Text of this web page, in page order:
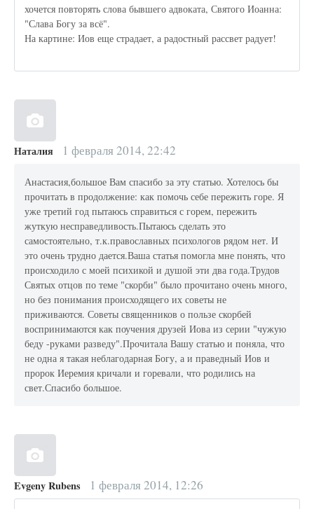
хочется повторять слова бывшего адвоката, Святого Иоанна:
"Слава Богу за всё".
На картине: Иов еще страдает, а радостный рассвет радует!
Наталия 1 февраля 2014, 22:42
Анастасия,большое Вам спасибо за эту статью. Хотелось бы
прочитать в продолжение: как помочь себе пережить горе. Я
уже третий год пытаюсь справиться с горем, пережить
жуткую несправедливость.Пытаюсь сделать это
самостоятельно, т.к.православных психологов рядом нет. И
это очень трудно дается.Ваша статья помогла мне понять, что
происходило с моей психикой и душой эти два года.Трудов
Святых отцов по теме "скорби" было прочитано очень много,
но без понимания происходящего их советы не
приживаются. Советы священников о пользе скорбей
воспринимаются как поучения друзей Иова из серии "чужую
беду -руками разведу".Прочитала Вашу статью и поняла, что
не одна я такая неблагодарная Богу, а и праведный Иов и
пророк Иеремия кричали и горевали, что родились на
свет.Спасибо большое.
Evgeny Rubens 1 февраля 2014, 12:26